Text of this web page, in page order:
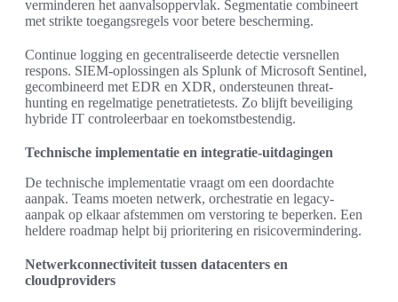
verminderen het aanvalsoppervlak. Segmentatie combineert
met strikte toegangsregels voor betere bescherming.
Continue logging en gecentraliseerde detectie versnellen
respons. SIEM-oplossingen als Splunk of Microsoft Sentinel,
gecombineerd met EDR en XDR, ondersteunen threat-
hunting en regelmatige penetratietests. Zo blijft beveiliging
hybride IT controleerbaar en toekomstbestendig.
Technische implementatie en integratie-uitdagingen
De technische implementatie vraagt om een doordachte
aanpak. Teams moeten netwerk, orchestratie en legacy-
aanpak op elkaar afstemmen om verstoring te beperken. Een
heldere roadmap helpt bij prioritering en risicovermindering.
Netwerkconnectiviteit tussen datacenters en
cloudproviders